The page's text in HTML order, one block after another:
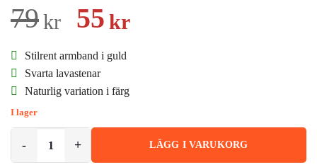
79kr
Det
ursprungliga
priset
var:
79kr.
55 krDet
55kr.
Stilrent armband i guld
Svarta lavastenar
Naturlig variation i färg
I lager
LÄGG I VARUKORG